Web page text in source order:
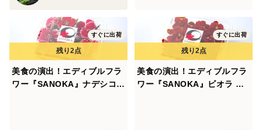
すぐに出荷
美食の演出！エディブルフラ
ワー『SANOKA』ナデシコ
すぐに出荷
美食の演出！エディブルフラ
ワー『SANOKA』ビオラ ス